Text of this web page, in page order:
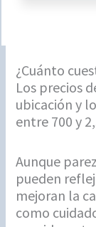
¿Cuánto
Los precios
ubicación y
entre 700 y
Aunque
pueden
mejoran la
como